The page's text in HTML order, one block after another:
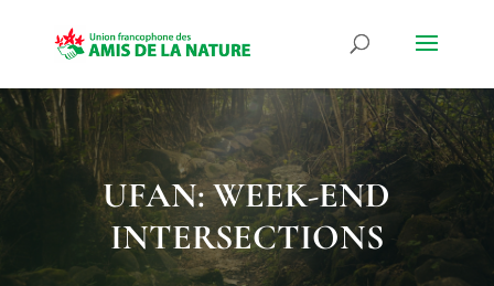
UFAN: WEEK-END
INTERSECTIONS